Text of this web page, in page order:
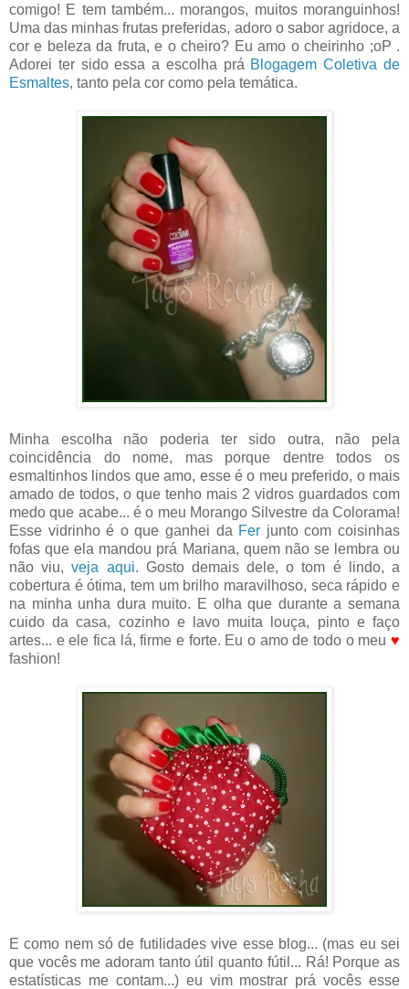
comigo! E tem também... morangos, muitos moranguinhos!
Uma das minhas frutas preferidas, adoro o sabor agridoce, a
cor e beleza da fruta, e o cheiro? Eu amo o cheirinho ;oP .
Adorei ter sido essa a escolha prá Blogagem Coletiva de
Esmaltes, tanto pela cor como pela temática.
Minha escolha não poderia ter sido outra, não pela
coincidência do nome, mas porque dentre todos os
esmaltinhos lindos que amo, esse é o meu preferido, o mais
amado de todos, o que tenho mais 2 vidros guardados com
medo que acabe... é o meu Morango Silvestre da Colorama!
Esse vidrinho é o que ganhei da Fer junto com coisinhas
fofas que ela mandou prá Mariana, quem não se lembra ou
não viu,veja aqui. Gosto demais dele, o tom é lindo, a
cobertura é ótima, tem um brilho maravilhoso, seca rápido e
na minha unha dura muito. E olha que durante a semana
cuido da casa, cozinho e lavo muita louça, pinto e faço
artes... e ele fica lá, firme e forte. Eu o amo de todo o meu ♥
fashion!
E como nem só de futilidades vive esse blog... (mas eu sei
que vocês me adoram tanto útil quanto fútil... Rá! Porque as
estatísticas me contam...) eu vim mostrar prá vocês esse